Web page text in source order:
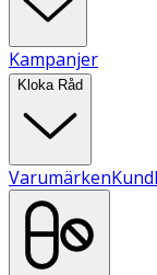
Kampanjer
Kloka Råd
Varumärken